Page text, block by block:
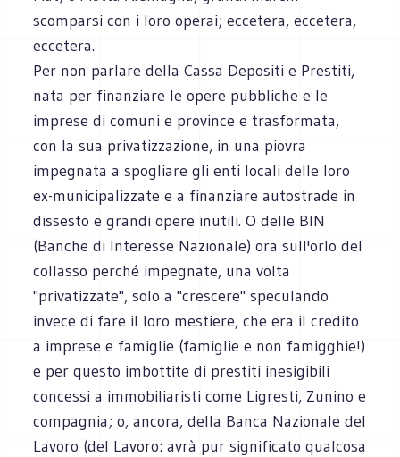
scomparsi con i loro operai; eccetera, eccetera,
eccetera.
Per non parlare della Cassa Depositi e Prestiti,
nata per finanziare le opere pubbliche e le
imprese di comuni e province e trasformata,
con la sua privatizzazione, in una piovra
impegnata a spogliare gli enti locali delle loro
ex-municipalizzate e a finanziare autostrade in
dissesto e grandi opere inutili. O delle BIN
(Banche di Interesse Nazionale) ora sull'orlo del
collasso perché impegnate, una volta
"privatizzate", solo a "crescere" speculando
invece di fare il loro mestiere, che era il credito
a imprese e famiglie (famiglie e non famigghie!)
e per questo imbottite di prestiti inesigibili
concessi a immobiliaristi come Ligresti, Zunino e
compagnia; o, ancora, della Banca Nazionale del
Lavoro (del Lavoro: avrà pur significato qualcosa